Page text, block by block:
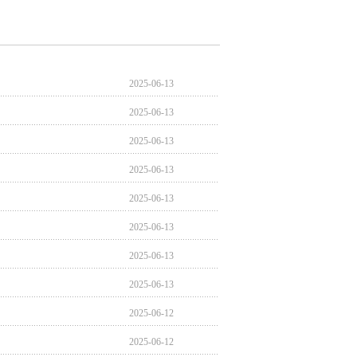
2025-06-13
2025-06-13
2025-06-13
2025-06-13
2025-06-13
2025-06-13
2025-06-13
2025-06-13
2025-06-12
2025-06-12